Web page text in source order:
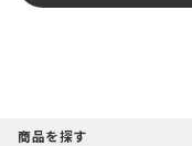
商品を探す